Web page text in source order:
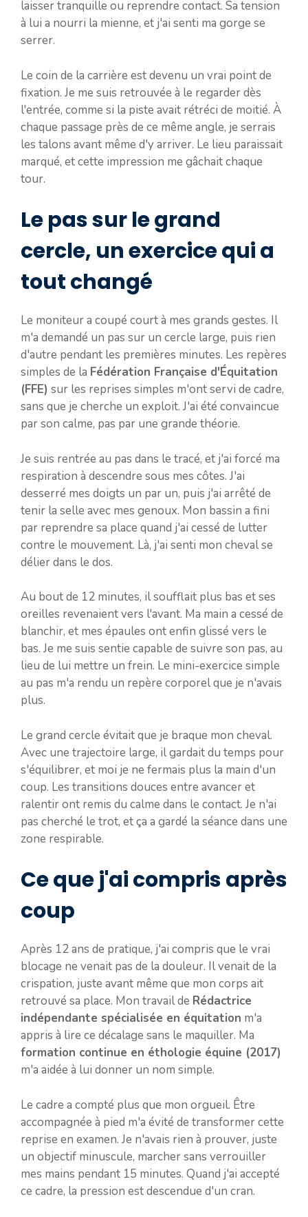
laisser tranquille ou reprendre contact. Sa tension
à lui a nourri la mienne, et j'ai senti ma gorge se
serrer.
Le coin de la carrière est devenu un vrai point de
fixation. Je me suis retrouvée à le regarder dès
l'entrée, comme si la piste avait rétréci de moitié. À
chaque passage près de ce même angle, je serrais
les talons avant même d'y arriver. Le lieu paraissait
marqué, et cette impression me gâchait chaque
tour.
Le pas sur le grand
cercle, un exercice qui a
tout changé
Le moniteur a coupé court à mes grands gestes. Il
m'a demandé un pas sur un cercle large, puis rien
d'autre pendant les premières minutes. Les repères
simples de la Fédération Française d'Équitation
(FFE) sur les reprises simples m'ont servi de cadre,
sans que je cherche un exploit. J'ai été convaincue
par son calme, pas par une grande théorie.
Je suis rentrée au pas dans le tracé, et j'ai forcé ma
respiration à descendre sous mes côtes. J'ai
desserré mes doigts un par un, puis j'ai arrêté de
tenir la selle avec mes genoux. Mon bassin a fini
par reprendre sa place quand j'ai cessé de lutter
contre le mouvement. Là, j'ai senti mon cheval se
délier dans le dos.
Au bout de 12 minutes, il soufflait plus bas et ses
oreilles revenaient vers l'avant. Ma main a cessé de
blanchir, et mes épaules ont enfin glissé vers le
bas. Je me suis sentie capable de suivre son pas, au
lieu de lui mettre un frein. Le mini-exercice simple
au pas m'a rendu un repère corporel que je n'avais
plus.
Le grand cercle évitait que je braque mon cheval.
Avec une trajectoire large, il gardait du temps pour
s'équilibrer, et moi je ne fermais plus la main d'un
coup. Les transitions douces entre avancer et
ralentir ont remis du calme dans le contact. Je n'ai
pas cherché le trot, et ça a gardé la séance dans une
zone respirable.
Ce que j'ai compris après
coup
Après 12 ans de pratique, j'ai compris que le vrai
blocage ne venait pas de la douleur. Il venait de la
crispation, juste avant même que mon corps ait
retrouvé sa place. Mon travail de Rédactrice
indépendante spécialisée en équitation m'a
appris à lire ce décalage sans le maquiller. Ma
formation continue en éthologie équine (2017)
m'a aidée à lui donner un nom simple.
Le cadre a compté plus que mon orgueil. Être
accompagnée à pied m'a évité de transformer cette
reprise en examen. Je n'avais rien à prouver, juste
un objectif minuscule, marcher sans verrouiller
mes mains pendant 15 minutes. Quand j'ai accepté
ce cadre, la pression est descendue d'un cran.